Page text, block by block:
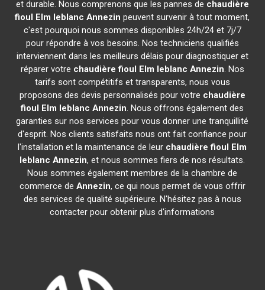
et durable. Nous comprenons que les pannes de chaudière
fioul Elm leblanc Annezin peuvent survenir à tout moment,
c'est pourquoi nous sommes disponibles 24h/24 et 7j/7
pour répondre à vos besoins. Nos techniciens qualifiés
interviennent dans les meilleurs délais pour diagnostiquer et
réparer votre chaudière fioul Elm leblanc Annezin. Nos
tarifs sont compétitifs et transparents, nous vous
proposons des devis personnalisés pour votre chaudière
fioul Elm leblanc Annezin. Nous offrons également des
garanties sur nos services pour vous donner une tranquillité
d'esprit. Nos clients satisfaits nous ont fait confiance pour
l'installation et la maintenance de leur chaudière fioul Elm
leblanc Annezin, et nous sommes fiers de nos résultats.
Nous sommes également membres de la chambre de
commerce de Annezin, ce qui nous permet de vous offrir
des services de qualité supérieure. N'hésitez pas à nous
contacter pour obtenir plus d'informations